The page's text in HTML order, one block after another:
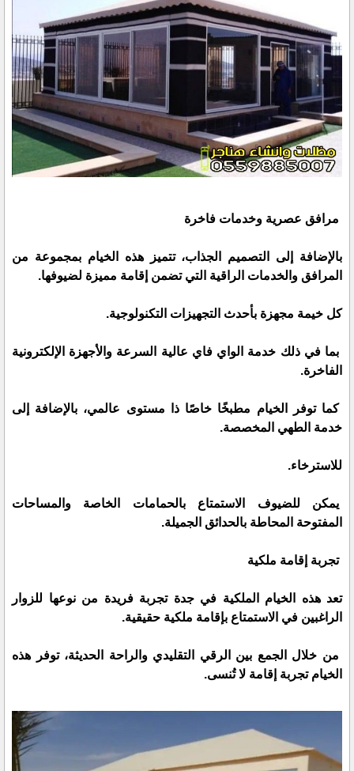
مرافق عصرية وخدمات فاخرة
بالإضافة إلى التصميم الجذاب، تتميز هذه الخيام بمجموعة من
المرافق والخدمات الراقية التي تضمن إقامة مميزة لضيوفها.
كل خيمة مجهزة بأحدث التجهيزات التكنولوجية.
بما في ذلك خدمة الواي فاي عالية السرعة والأجهزة الإلكترونية
الفاخرة.
كما توفر الخيام مطبخًا خاصًا ذا مستوى عالمي، بالإضافة إلى
خدمة الطهي المخصصة.
للاسترخاء.
يمكن للضيوف الاستمتاع بالحمامات الخاصة والمساحات
المفتوحة المحاطة بالحدائق الجميلة.
تجربة إقامة ملكية
تعد هذه الخيام الملكية في جدة تجربة فريدة من نوعها للزوار
الراغبين في الاستمتاع بإقامة ملكية حقيقية.
من خلال الجمع بين الرقي التقليدي والراحة الحديثة، توفر هذه
الخيام تجربة إقامة لا تُنسى.